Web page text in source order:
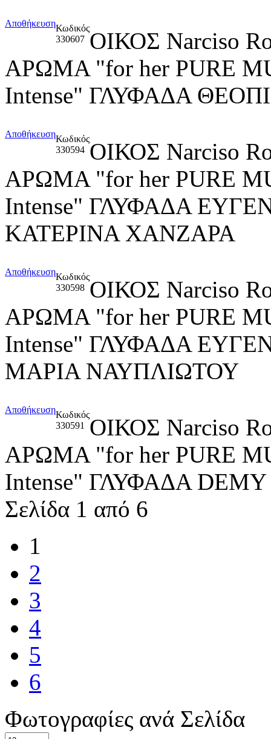
ΑποθήκευσηΚωδικός
330607 ΟΙΚΟΣ Narciso
ΑΡΩΜΑ "for her PURE
Intense" ΓΛΥΦΑΔΑ
ΑποθήκευσηΚωδικός
330594 ΟΙΚΟΣ Narciso
ΑΡΩΜΑ "for her PURE
Intense" ΓΛΥΦΑΔΑ
ΚΑΤΕΡΙΝΑ ΧΑΝΖΑΡΑ
ΑποθήκευσηΚωδικός
330598 ΟΙΚΟΣ Narciso
ΑΡΩΜΑ "for her PURE
Intense" ΓΛΥΦΑΔΑ
ΜΑΡΙΑ ΝΑΥΠΛΙΩΤΟΥ
ΑποθήκευσηΚωδικός
330591
ΟΙΚΟΣ Narciso
ΑΡΩΜΑ "for her PURE
Intense" ΓΛΥΦΑΔΑ DEMY
Σελίδα 1 από 6
1
2
3
4
5
6
Φωτογραφίες ανά Σελίδα